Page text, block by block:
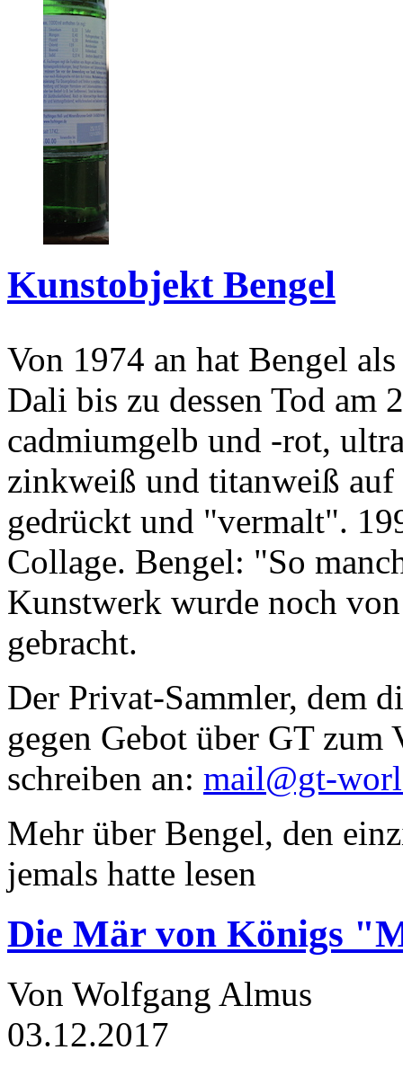
Kunstobjekt Bengel
Von 1974 an hat Bengel
Dali bis zu dessen Tod am
cadmiumgelb und -rot,
zinkweiß und titanweiß
gedrückt und "vermalt".
Collage. Bengel: "So
Kunstwerk wurde noch
gebracht.
Der Privat-Sammler, dem
gegen Gebot über GT zum
schreiben an: mail@gt-
Mehr über Bengel, den
jemals hatte lesen
Die Mär von Königs
Von Wolfgang Almus
03.12.2017